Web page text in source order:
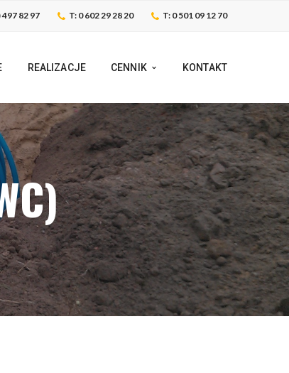
497 82 97 T: 0 602 29 28 20 T: 0 501 09 12 70
REALIZACJE CENNIK KONTAKT